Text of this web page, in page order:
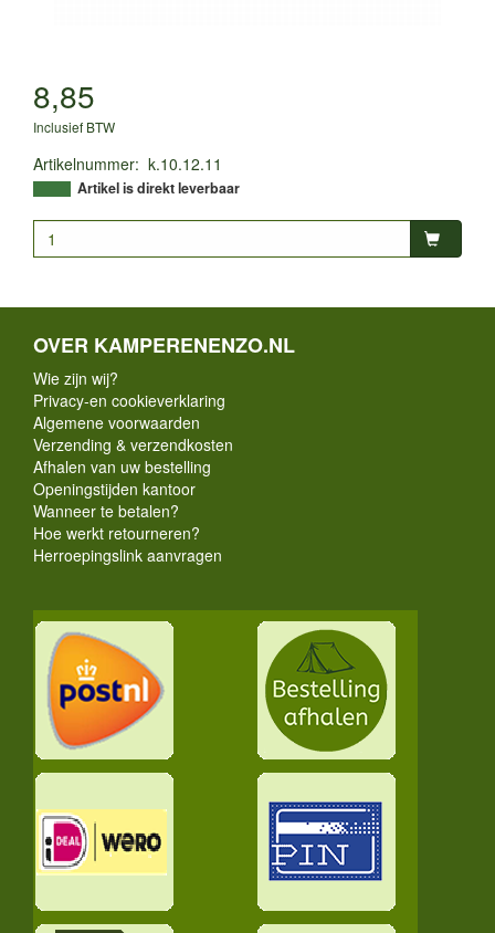
8,85
Inclusief BTW
Artikelnummer: k.10.12.11
Artikel is direkt leverbaar
OVER KAMPERENENZO.NL
Wie zijn wij?
Privacy-en cookieverklaring
Algemene voorwaarden
Verzending & verzendkosten
Afhalen van uw bestelling
Openingstijden kantoor
Wanneer te betalen?
Hoe werkt retourneren?
Herroepingslink aanvragen